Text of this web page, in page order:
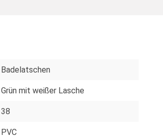
Badelatschen
Grün mit weißer Lasche
38
PVC